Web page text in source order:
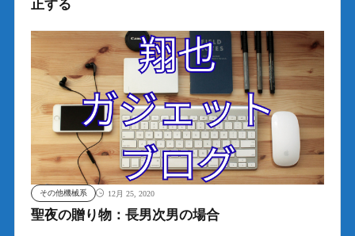
正する
その他機械系 12月 25, 2020
聖夜の贈り物：長男次男の場合